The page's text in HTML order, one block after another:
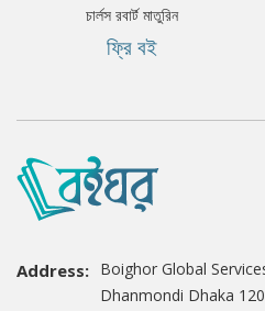
চার্লস রবার্ট মাতুরিন
ফ্রি বই
Address: Boighor Global
Dhanmondi Dhaka